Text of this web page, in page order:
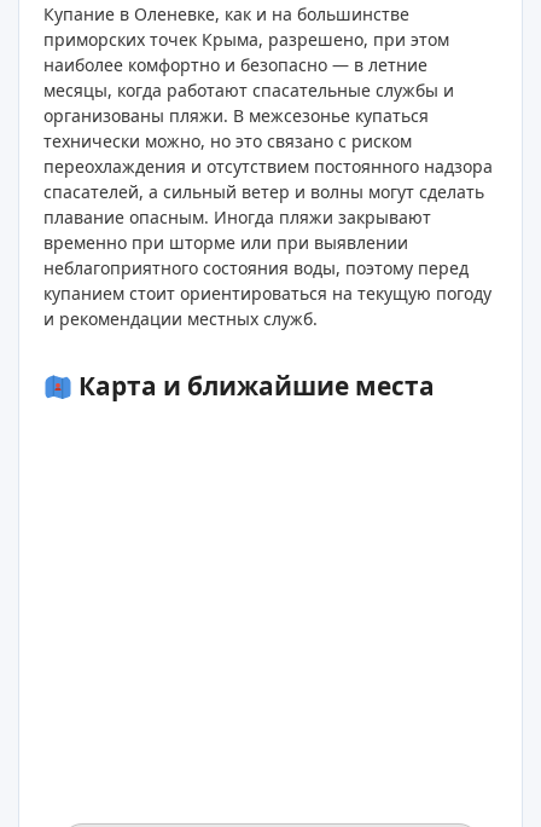
Купание в Оленевке, как и на большинстве
приморских точек Крыма, разрешено, при этом
наиболее комфортно и безопасно — в летние
месяцы, когда работают спасательные службы и
организованы пляжи. В межсезонье купаться
технически можно, но это связано с риском
переохлаждения и отсутствием постоянного надзора
спасателей, а сильный ветер и волны могут сделать
плавание опасным. Иногда пляжи закрывают
временно при шторме или при выявлении
неблагоприятного состояния воды, поэтому перед
купанием стоит ориентироваться на текущую погоду
и рекомендации местных служб.
Карта и ближайшие места